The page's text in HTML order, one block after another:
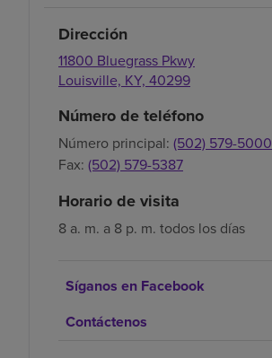
Dirección
11800 Bluegrass Pkwy
Louisville, KY, 40299
Número de teléfono
Número principal: (502) 579-5000
Fax: (502) 579-5387
Horario de visita
8 a. m. a 8 p. m. todos los días
Síganos en Facebook
Contáctenos